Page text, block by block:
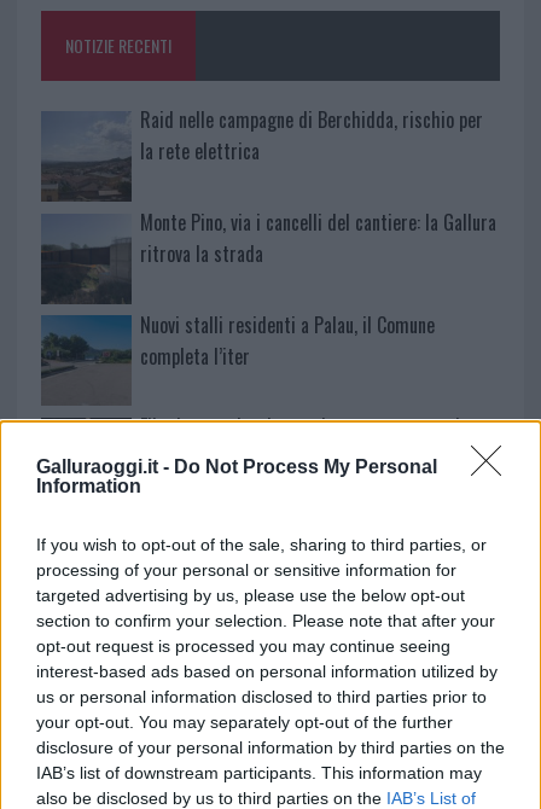
Galluraoggi.it - Do Not Process My Personal
Information
If you wish to opt-out of the sale, sharing to third parties, or
processing of your personal or sensitive information for
targeted advertising by us, please use the below opt-out
section to confirm your selection. Please note that after your
opt-out request is processed you may continue seeing
interest-based ads based on personal information utilized by
us or personal information disclosed to third parties prior to
your opt-out. You may separately opt-out of the further
disclosure of your personal information by third parties on the
IAB’s list of downstream participants. This information may
also be disclosed by us to third parties on the IAB’s List of
o
k
p
NOTIZIE RECENTI
Raid nelle campagne di Berchidda, rischio per
la rete elettrica
Monte Pino, via i cancelli del cantiere: la Gallura
ritrova la strada
Nuovi stalli residenti a Palau, il Comune
completa l’iter
Film internazionale, casting per comparse in
Costa Smeralda
nell’estate 2026
Controlli all’aeroporto di Olbia, sequestrati
caviale e sabbia rubata
Migliori cliniche di estetica medicale avanzata
in Europa: classifica dei 5 centri di riferimento
pe…